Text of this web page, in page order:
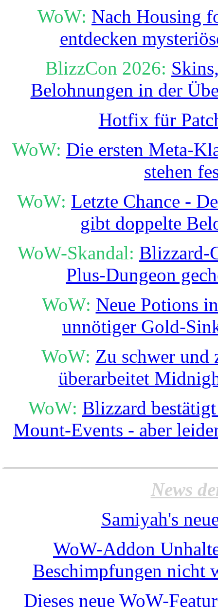
WoW: Nach Housing
entdecken
BlizzCon 2026:
Belohnungen in der
Hotfix für
WoW: Die ersten Meta-
stehen
WoW: Letzte Chance -
gibt doppelte
WoW-Skandal: Blizzard-
Plus-Dungeon
WoW: Neue Potions
unnötiger Gold-
WoW: Zu schwer und
überarbeitet
WoW: Blizzard
Mount-Events - aber
News
Samiyah's
WoW-Addon
Beschimpfungen nicht
Dieses neue WoW-